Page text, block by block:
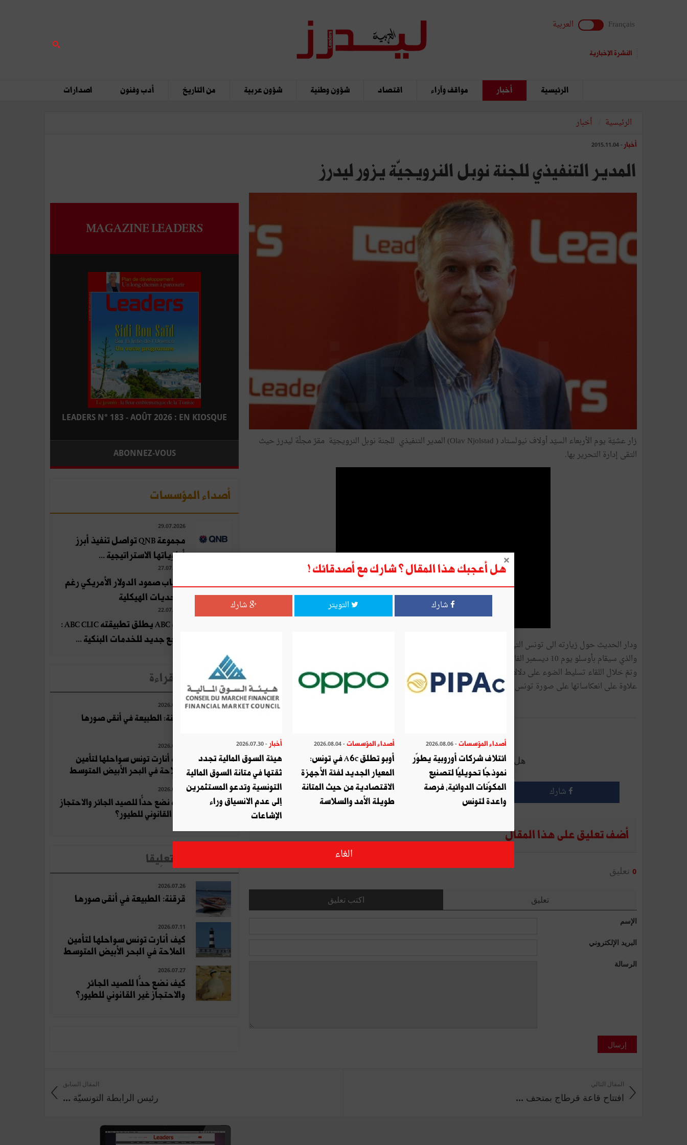
Français العربية
النشرة الإخبارية
الرئيسية أخبار مواقف وآراء اقتصاد شؤون وطنية شؤون عربية من التاريخ أدب وفنون اصدارات
الرئيسية أخبار
أخبار - 2015.11.04
المدير التنفيذي للجنة نوبل النرويجيّة يزور ليدرز
زار عشيّة يوم الأربعاء السيّد أولاف نيولستاد ( Olav Njolstad) المدير التنفيذي للجنة نوبل النرويجيّة مقرّ مجلّة ليدرز حيث
التقى إدارة التحرير بها.
ودار الحديث حول زيارته الى تونس التي تهدف إلى إعداد حفل تسليم جائزة نوبل للسلام المسندة إلى رباعي الحوار الوطني
والذي سيقام بأوسلو يوم 10 ديسمبر القادم.
وتمّ خلال اللقاء تسليط الضوء على دلالات إسناد هذه الجائزة العالميّة إلى الرباعي وعلى ما أثارته من ردود فعل وطنيّا ودوليّا،
علاوة على انعكاساتها على صورة تونس والآفاق التي تفتحها للبلاد لاسيّما في مجالي الاستثمار الخارجي والسياحة.
طباعة
هل أعجبك هذا المقال ؟ شارك مع أصدقائك !
شارك التويتر شارك
أضف تعليق على هذا المقال
0 تعليق
اكتب تعليق تعليق
الإسم
البريد الإلكتروني
الرسالة
إرسال
MAGAZINE LEADERS
LEADERS N° 183 - AOÛT 2026 : EN KIOSQUE
ABONNEZ-VOUS
أصداء المؤسسات
29.07.2026
مجموعة QNB تواصل تنفيذ أبرز
أولوياتها الاستراتيجية ...
27.07.2026
أسباب صمود الدولار الأمريكي رغم
التحديات الهيكلية
22.07.2026
بنك ABC يطلق تطبيقته ABC CLIC :
مرجع جديد للخدمات البنكية ...
الأخبار الأكثر قراءة
2026.07.26
قرقنة: الطبيعة في أنقى صورها
2026.07.11
كيف أنارت تونس سواحلها لتأمين
الملاحة في البحر الأبيض المتوسط
2026.07.27
كيف نضع حدًّا للصيد الجائر والاحتجاز
غير القانوني للطيور؟
الأخبار الأكثر تعلِيقا
2026.07.26
قرقنة: الطبيعة في أنقى صورها
2026.07.11
كيف أنارت تونس سواحلها لتأمين
الملاحة في البحر الأبيض المتوسط
2026.07.27
كيف نضع حدًّا للصيد الجائر
والاحتجاز غير القانوني للطيور؟
المقال السابق
رئيس الرابطة التونسيّة ...
المقال التالي
افتتاح قاعة قرطاج بمتحف ...
هل أعجبك هذا المقال ؟ شارك مع أصدقائك !
شارك التويتر شارك
أصداء المؤسسات - 2026.08.06
ائتلاف شركات أوروبية يطوّر
نموذجًا تحويليًا لتصنيع
المكوّنات الدوائية، فرصة
واعدة لتونس
أصداء المؤسسات - 2026.08.04
أوبو تطلق A6c في تونس:
المعيار الجديد لفئة الأجهزة
الاقتصادية من حيث المتانة
طويلة الأمد والسلاسة
أخبار - 2026.07.30
هيئة السوق المالية تجدد
ثقتها في متانة السوق المالية
التونسية وتدعو المستثمرين
إلى عدم الانسياق وراء
الإشاعات
الغاء